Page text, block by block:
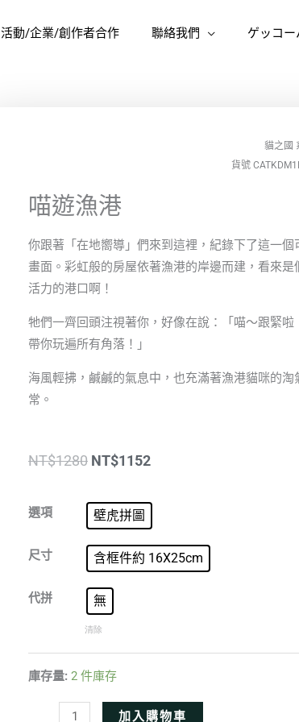
活動/企業/創作者合作 聯絡我們 ゲッコ
貓之國
貨號
喵遊漁港
你跟著「在地嚮導」們來到這裡，紀錄下了這一個
畫面。彩虹般的房屋依著漁港的岸邊而建，看來是
活力的港口啊！
牠們一齊回頭注視著你，好像在說：「喵～跟緊啦
帶你玩遍所有角落！」
海風輕拂，鹹鹹的氣息中，也充滿著漁港貓咪的淘
常。
NT$1280 原
價
NT$1280。
NT$1152目
NT$1152。
選項 壁虎拼圖
尺寸 含框件約 16X25cm
代拼 無
清除
庫存量: 2 件庫存
喵
漁
數
加入購物車